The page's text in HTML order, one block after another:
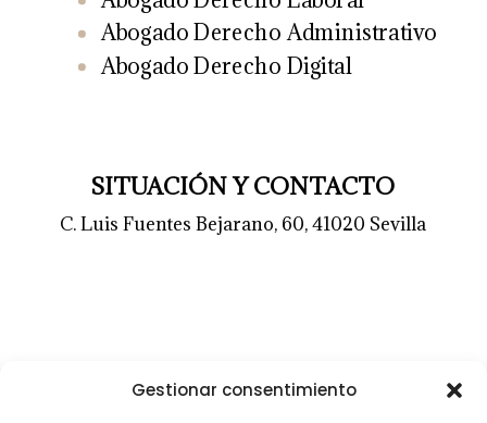
Gestionar consentimiento
Abogado Derecho Administrativo
Abogado Derecho Digital
SITUACIÓN Y CONTACTO
C. Luis Fuentes Bejarano, 60, 41020 Sevilla